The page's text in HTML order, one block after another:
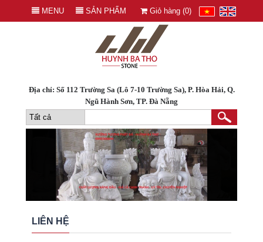
Giỏ hàng (0)
Địa chỉ: Số 112 Trường Sa (Lô 7-10 Trường Sa), P. Hòa Hải, Q.
Ngũ Hành Sơn, TP. Đà Nẵng
MENU SẢN PHẨM
LIÊN HỆ